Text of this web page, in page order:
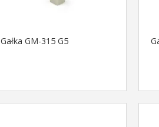
Gałka GM-315 G5